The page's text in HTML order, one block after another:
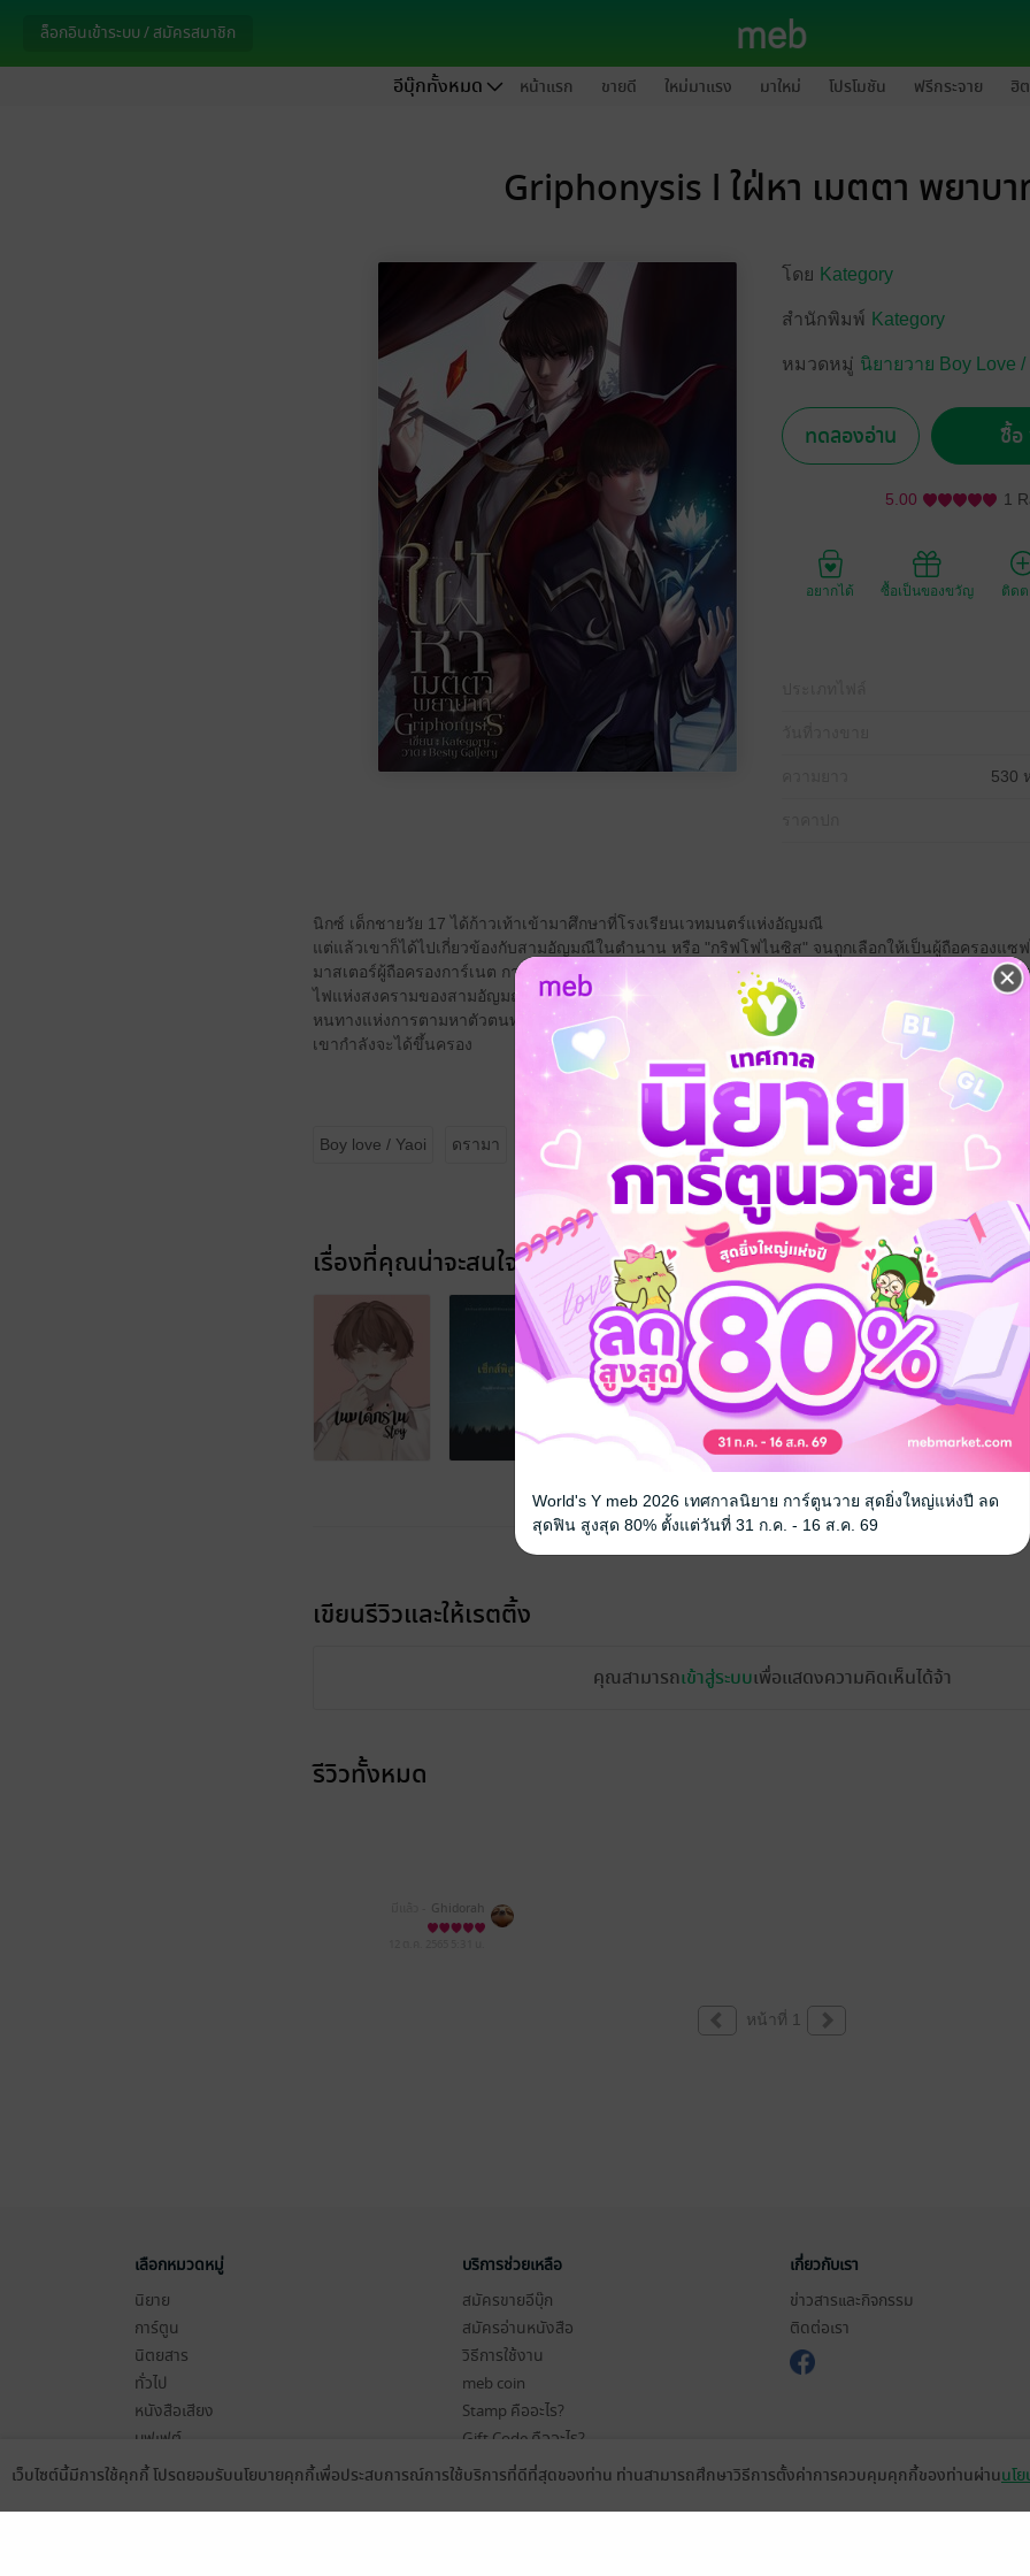
ล็อกอินเข้าระบบ / สมัครสมาชิก
อีบุ๊กทั้งหมด หน้าแรก ขายดี ใหม่มาแรง มาใหม่ โปรโมชัน ฟรีกระจาย ฮิ
Griphonysis l ใฝ่หา เมตตา พยาบา
โดย Kategory
สำนักพิมพ์ Kategory
หมวดหมู่ นิยายวาย Boy Love /
ทดลองอ่าน ซื้อ
5.00 1
อยากได้ ซื้อเป็นของขวัญ ติด
530
นิกซ์ เด็กชายวัย 17 ได้ก้าวเท้าเข้ามาศึกษาที่โรงเรียนเวทมนตร์แห่งอัญมณี
แต่แล้วเขาก็ได้ไปเกี่ยวข้องกับสามอัญมณีในตำนาน หรือ "กริฟโฟไนซิส" จนถูกเลือกให้เป็นผู้ถือครองแซฟ
มาสเตอร์ผู้ถือครองการ์เนต การผนึกกำลังของทั้งสองคนนั่นก็เพื่อจุดประสงค์เดียวคือทำลายอัญมณีกบฏ "อ
ไฟแห่งสงครามของสามอัญมณีที่จบลงไปเมื่อเก้าปีก่อนกำลังจะหวนคืนอีกครั้ง
หนทางแห่งการตามหาตัวตนทำให้นิกซ์ได้รู้ความจริงเบื้องหลังการตายของพ่อกับแม่ และอีกหลายสิ่งที่เข
เขากำลังจะได้ขึ้นครอง
Boy love / Yaoi ดรามา สงคราม แฟนตาซี โรงเรียน
เรื่องที่คุณน่าจะสนใจ
เขียนรีวิวและให้เรตติ้ง
คุณสามารถเข้าสู่ระบบเพื่อแสดงความคิดเห็นได้จ้า
รีวิวทั้งหมด
Ghidorah
หน้าที่ 1
เลือกหมวดหมู่
นิยาย
การ์ตูน
นิตยสาร
ทั่วไป
หนังสือเสียง
บุฟเฟต์
บริการช่วยเหลือ
สมัครขายอีบุ๊ก
สมัครอ่านหนังสือ
วิธีการใช้งาน
meb coin
Stamp คืออะไร?
Gift Code คืออะไร?
เงื่อนไขในการใช้บริการ
เกี่ยวกับเรา
ข่าวสารและกิจกรรม
ติดต่อเรา
เว็บไซต์นี้มีการใช้คุกกี้ โปรดยอมรับนโยบายคุกกี้เพื่อประสบการณ์การใช้บริการที่ดีที่สุดของท่าน ท่านสามารถศึกษาวิธีการตั้งค่าการควบคุมคุกกี้ของท่านผ่านนโ
World's Y meb 2026 เทศกาลนิยาย การ์ตูนวาย สุดยิ่งใหญ่แห่งปี ลด
สุดฟิน สูงสุด 80% ตั้งแต่วันที่ 31 ก.ค. - 16 ส.ค. 69